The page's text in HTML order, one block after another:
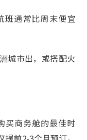
班通常比周末便宜
城市出，或搭配火
买商务舱的最佳时